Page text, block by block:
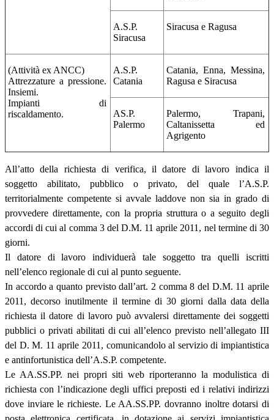
A.S.P.
Siracusa
Siracusa e Ragusa
(Attività ex ANCC)
Attrezzature a pressione.
Insiemi.
Impianti di
riscaldamento.
A.S.P.
Catania
Catania, Enna, Messina,
Ragusa e Siracusa
AS.P.
Palermo
Palermo, Trapani,
Caltanissetta ed
Agrigento
All’atto della richiesta di verifica, il datore di lavoro indica il
soggetto abilitato, pubblico o privato, del quale l’A.S.P.
territorialmente competente si avvale laddove non sia in grado di
provvedere direttamente, con la propria struttura o a seguito degli
accordi di cui al comma 3 del D.M. 11 aprile 2011, nel termine di 30
giorni.
Il datore di lavoro individuerà tale soggetto tra quelli iscritti
nell’elenco regionale di cui al punto seguente.
In accordo a quanto previsto dall’art. 2 comma 8 del D.M. 11 aprile
2011, decorso inutilmente il termine di 30 giorni dalla data della
richiesta il datore di lavoro può avvalersi direttamente dei soggetti
pubblici o privati abilitati di cui all’elenco previsto nell’allegato III
del D. M. 11 aprile 2011, comunicandolo al servizio di impiantistica
e antinfortunistica dell’A.S.P. competente.
Le AA.SS.PP. nei propri siti web riporteranno la modulistica di
richiesta con l’indicazione degli uffici preposti ed i relativi indirizzi
dove inviare le richieste. Le AA.SS.PP. dovranno inoltre dotarsi di